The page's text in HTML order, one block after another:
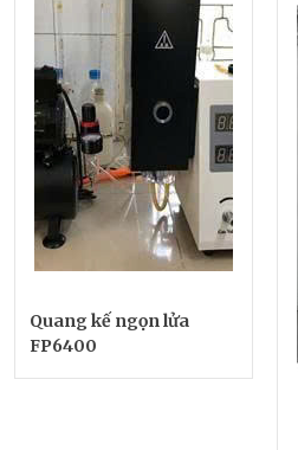
Quang kế ngọn lửa
FP6400